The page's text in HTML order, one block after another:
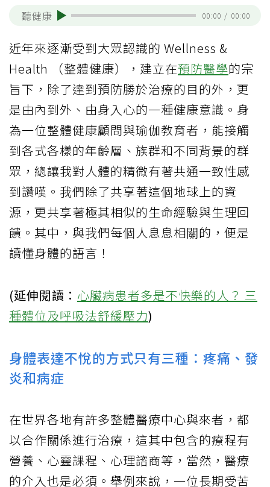
聽健康 00:00 / 00:00
近年來逐漸受到大眾認識的 Wellness &
Health （整體健康），建立在預防醫學的宗
旨下，除了達到預防勝於治療的目的外，更
是由內到外、由身入心的一種健康意識。身
為一位整體健康顧問與瑜伽教育者，能接觸
到各式各樣的年齡層、族群和不同背景的群
眾，總讓我對人體的精微有著共通一致性感
到讚嘆。我們除了共享著這個地球上的資
源，更共享著極其相似的生命經驗與生理回
饋。其中，與我們每個人息息相關的，便是
讀懂身體的語言！
(延伸閱讀： 心臟病患者多是不快樂的人？ 三
種體位及呼吸法舒緩壓力)
身體表達不悅的方式只有三種：疼痛、發
炎和病症
在世界各地有許多整體醫療中心與來者，都
以合作關係進行治療，這其中包含的療程有
營養、心靈課程、心理諮商等，當然，醫療
的介入也是必須。舉例來說，一位長期受苦